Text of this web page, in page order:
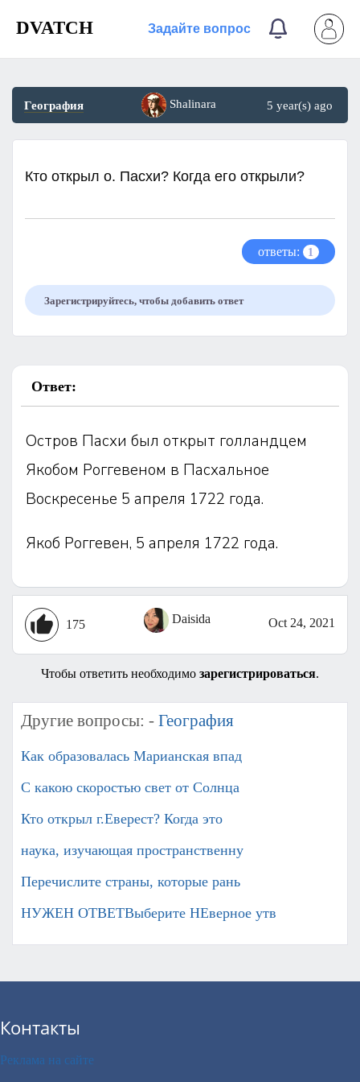
DVATCH Задайте вопрос
География Shalinara 5 year(s) ago
Кто открыл о. Пасхи? Когда его открыли?
ответы: 1
Зарегистрируйтесь, чтобы добавить ответ
Ответ:
Остров Пасхи был открыт голландцем
Якобом Роггевеном в Пасхальное
Воскресенье 5 апреля 1722 года.
Якоб Роггевен, 5 апреля 1722 года.
175 Daisida Oct 24, 2021
Чтобы ответить необходимо зарегистрироваться.
Другие вопросы: - География
Как образовалась Марианская впад
С какою скоростью свет от Солнца
Кто открыл г.Еверест? Когда это
наука, изучающая пространственну
Перечислите страны, которые рань
НУЖЕН ОТВЕТВыберите НЕверное утв
Контакты
Реклама на сайте